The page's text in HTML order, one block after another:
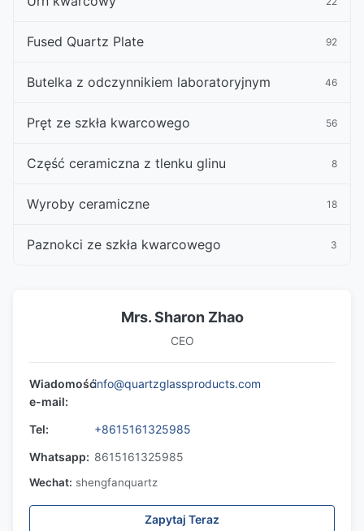
Fused Quartz Plate 92
Butelka z odczynnikiem laboratoryjnym 46
Pręt ze szkła kwarcowego 56
Część ceramiczna z tlenku glinu 8
Wyroby ceramiczne 18
Paznokci ze szkła kwarcowego 3
Mrs. Sharon Zhao
CEO
Wiadomość
e-mail:
info@quartzglassproducts.com
Tel:
+8615161325985
Whatsapp: 8615161325985
Wechat: shengfanquartz
Zapytaj Teraz